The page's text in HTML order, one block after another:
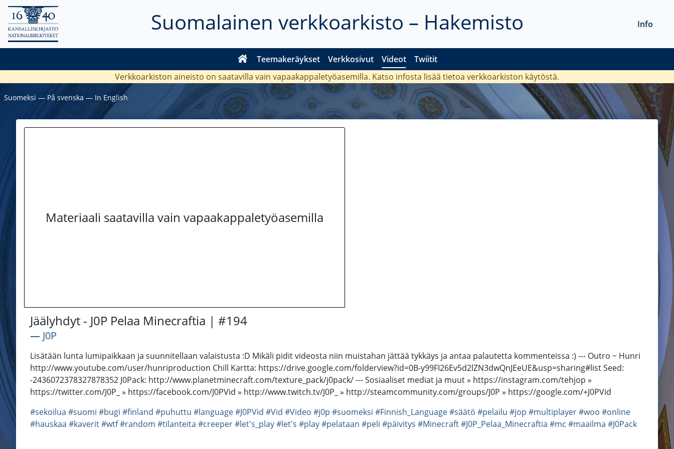
Suomalainen verkkoarkisto – Hakemisto
Teemakeräykset Verkkosivut Videot Twiitit
Info
Verkkoarkiston aineisto on saatavilla vain vapaakappaletyöasemilla. Katso infosta lisää tietoa verkkoarkiston käytöstä.
Suomeksi ― På svenska ― In English
Materiaali saatavilla vain vapaakappaletyöasemilla
Jäälyhdyt - J0P Pelaa Minecraftia | #194
― J0P
Lisätään lunta lumipaikkaan ja suunnitellaan valaistusta :D Mikäli pidit videosta niin muistahan jättää tykkäys ja antaa palautetta kommenteissa :) --- Outro ~ Hunri
http://www.youtube.com/user/hunriproduction Chill Kartta: https://drive.google.com/folderview?id=0B-y99FI26Ev5d2lZN3dwQnJEeUE&usp=sharing#list Seed:
-2436072378327878352 J0Pack: http://www.planetminecraft.com/texture_pack/j0pack/ --- Sosiaaliset mediat ja muut » https://instagram.com/tehjop »
https://twitter.com/J0P_ » https://facebook.com/J0PVid » http://www.twitch.tv/J0P_ » http://steamcommunity.com/groups/J0P » https://google.com/+J0PVid
#sekoilua #suomi #bugi #finland #puhuttu #language#J0PVid #Vid #Video #j0p #suomeksi #Finnish_Language#säätö #pelailu #jop #multiplayer#woo #online
#hauskaa #kaverit#wtf#random #tilanteita #creeper#let's_play#let's #play#pelataan #peli #päivitys #Minecraft#J0P_Pelaa_Minecraftia #mc #maailma #J0Pack